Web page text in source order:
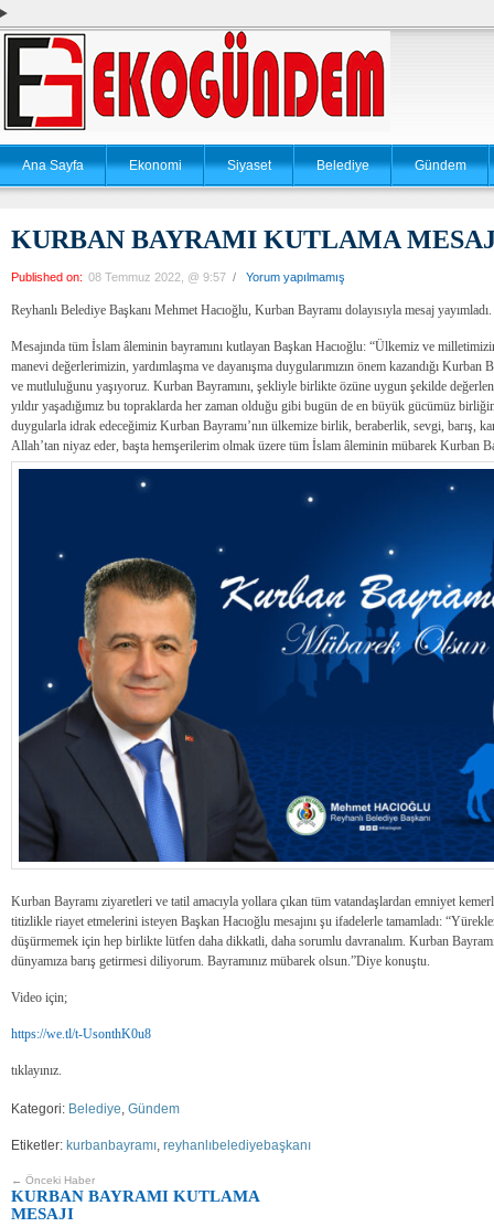
Ana Sayfa Ekonomi Siyaset Belediye Gündem
KURBAN BAYRAMI KUTLAMA
Published on: 08 Temmuz 2022, @ 9:57 / Yorum yapılmamış
Reyhanlı Belediye Başkanı Mehmet Hacıoğlu, Kurban Bayramı dolayısıyla mesaj yayımladı.
Mesajında tüm İslam âleminin bayramını kutlayan Başkan Hacıoğlu: “Ülkemiz ve
manevi değerlerimizin, yardımlaşma ve dayanışma duygularımızın önem kazandığı Kurban
ve mutluluğunu yaşıyoruz. Kurban Bayramını, şekliyle birlikte özüne uygun şekilde
yıldır yaşadığımız bu topraklarda her zaman olduğu gibi bugün de en büyük gücümüz
duygularla idrak edeceğimiz Kurban Bayramı’nın ülkemize birlik, beraberlik, sevgi, barış,
Allah’tan niyaz eder, başta hemşerilerim olmak üzere tüm İslam âleminin mübarek Kurban
Kurban Bayramı ziyaretleri ve tatil amacıyla yollara çıkan tüm vatandaşlardan emniyet
titizlikle riayet etmelerini isteyen Başkan Hacıoğlu mesajını şu ifadelerle tamamladı:
düşürmemek için hep birlikte lütfen daha dikkatli, daha sorumlu davranalım. Kurban
dünyamıza barış getirmesi diliyorum. Bayramınız mübarek olsun.”Diye konuştu.
Video için;
https://we.tl/t-UsonthK0u8
tıklayınız.
Kategori: Belediye Gündem
Etiketler: kurbanbayramı reyhanlıbelediyebaşkanı
← Önceki Haber
KURBAN BAYRAMI KUTLAMA
MESAJI